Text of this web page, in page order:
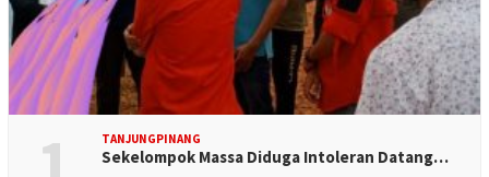
TANJUNGPINANG
Sekelompok Massa Diduga Intoleran Datang…